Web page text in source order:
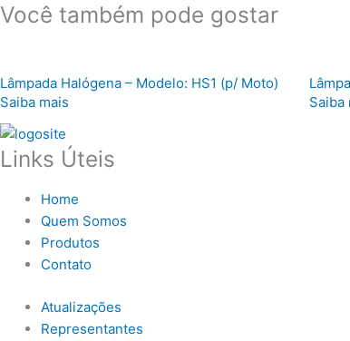
Você também pode gostar
Lâmpada Halógena – Modelo: HS1 (p/ Moto)
Saiba mais
Saiba
Links Úteis
Home
Quem Somos
Produtos
Contato
Atualizações
Representantes